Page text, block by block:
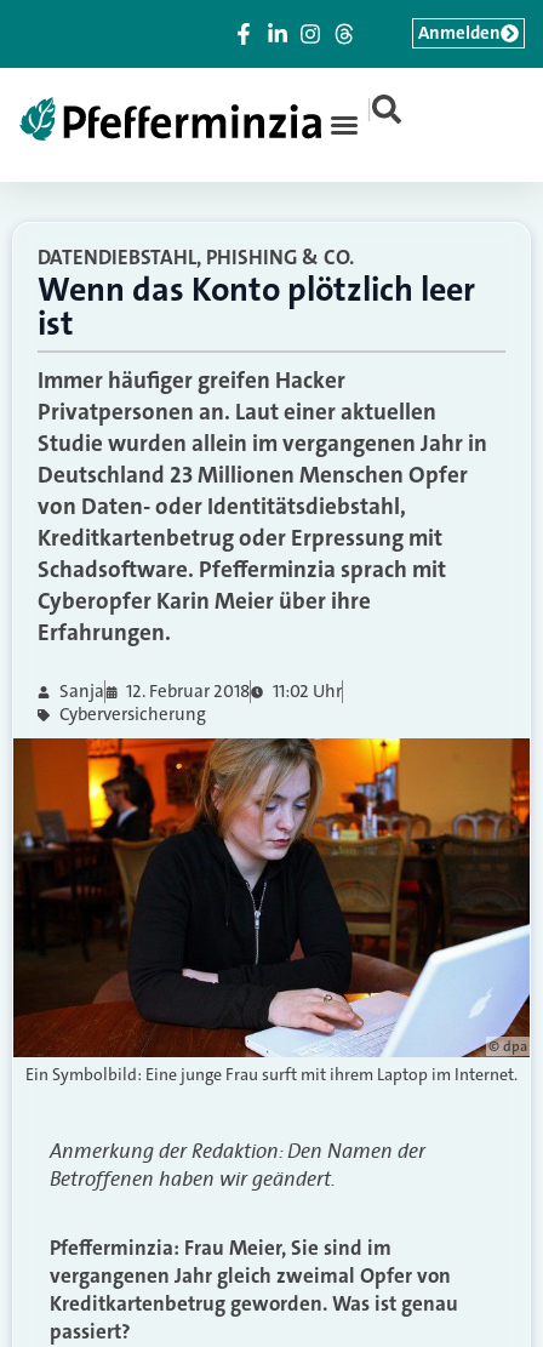
|
Anmelden
DATENDIEBSTAHL, PHISHING & CO.
Wenn das Konto plötzlich leer
ist
Immer häufiger greifen Hacker
Privatpersonen an. Laut einer aktuellen
Studie wurden allein im vergangenen Jahr in
Deutschland 23 Millionen Menschen Opfer
von Daten- oder Identitätsdiebstahl,
Kreditkartenbetrug oder Erpressung mit
Schadsoftware. Pfefferminzia sprach mit
Cyberopfer Karin Meier über ihre
Erfahrungen.
Sanja 12. Februar 2018
11:02 Uhr
Cyberversicherung
© dpa
Ein Symbolbild: Eine junge Frau surft mit ihrem Laptop im Internet.
Anmerkung der Redaktion: Den Namen der
Betroffenen haben wir geändert.
Pfefferminzia: Frau Meier, Sie sind im
vergangenen Jahr gleich zweimal Opfer von
Kreditkartenbetrug geworden. Was ist genau
passiert?